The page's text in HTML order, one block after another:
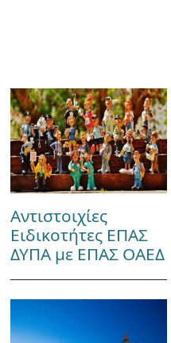
Αντιστοιχίες
Ειδικοτήτες ΕΠΑΣ
ΔΥΠΑ με ΕΠΑΣ ΟΑΕΔ